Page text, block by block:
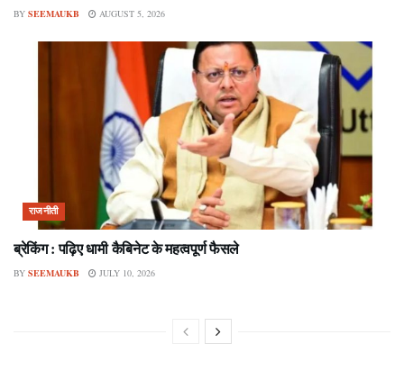
BY SEEMAUKB AUGUST 5, 2026
राजनीती
ब्रेकिंग : पढ़िए धामी कैबिनेट के महत्वपूर्ण फैसले
BY SEEMAUKB JULY 10, 2026